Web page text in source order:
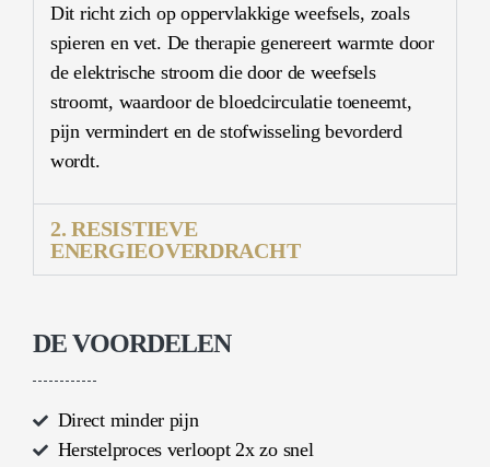
Dit richt zich op oppervlakkige weefsels, zoals
spieren en vet. De therapie genereert warmte door
de elektrische stroom die door de weefsels
stroomt, waardoor de bloedcirculatie toeneemt,
pijn vermindert en de stofwisseling bevorderd
wordt.
2. RESISTIEVE
ENERGIEOVERDRACHT
DE VOORDELEN
Direct minder pijn
Herstelproces verloopt 2x zo snel